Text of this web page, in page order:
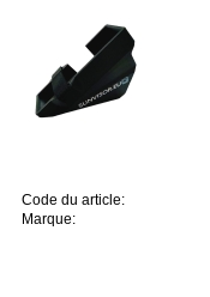
Code du article:
Marque: